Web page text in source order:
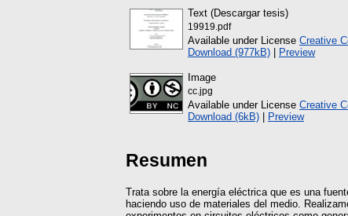
Text (Descargar tesis)
19919.pdf
Available under License Creative
Download (977kB) | Preview
Image
cc.jpg
Available under License Creative
Download (6kB) | Preview
Resumen
Trata sobre la energía eléctrica que es una
haciendo uso de materiales del medio.